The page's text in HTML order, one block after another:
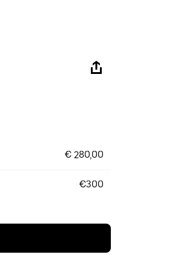
€ 280,00
€300